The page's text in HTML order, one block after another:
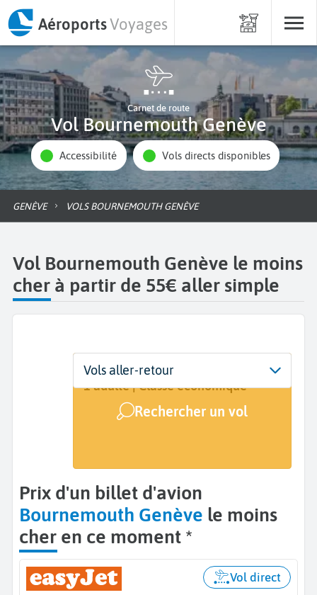
AéroportsVoyages
Carnet de route
Vol Bournemouth Genève
Accessibilité Vols directs disponibles
GENÈVE VOLS BOURNEMOUTH GENÈVE
Vol Bournemouth Genève le moins
cher à partir de 55€ aller simple
Départ
Bornemouth (BOH)
Dates
3 janv. - 10 janv.
Voyageurs | Classe
1 adulte | Classe économique
Rechercher un vol
Vols aller-retour
Prix d'un billet d'avion
Bournemouth Genève le moins
cher en ce moment *
Vol direct